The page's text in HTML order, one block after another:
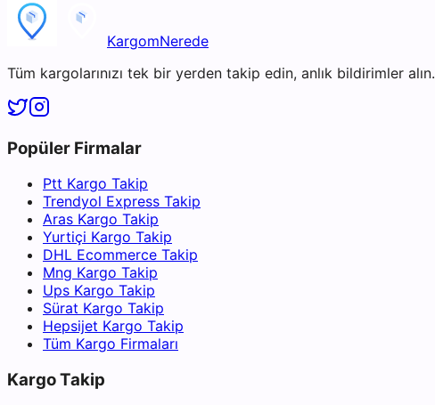
KargomNerede
Tüm kargolarınızı tek bir yerden takip edin, anlık bildirimler alın.
Popüler Firmalar
Ptt Kargo Takip
Trendyol Express Takip
Aras Kargo Takip
Yurtiçi Kargo Takip
DHL Ecommerce Takip
Mng Kargo Takip
Ups Kargo Takip
Sürat Kargo Takip
Hepsijet Kargo Takip
Tüm Kargo Firmaları
Kargo Takip